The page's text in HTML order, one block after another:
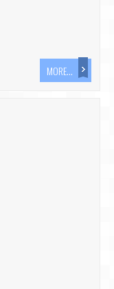
MORE...